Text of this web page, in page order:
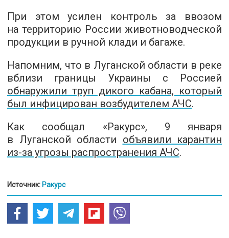
При этом усилен контроль за ввозом
на территорию России животноводческой
продукции в ручной клади и багаже.
Напомним, что в Луганской области в реке
вблизи границы Украины с Россией
обнаружили труп дикого кабана, который
был инфицирован возбудителем АЧС.
Как сообщал «Ракурс», 9 января
в Луганской области объявили карантин
из-за угрозы распространения АЧС.
Источник: Ракурс